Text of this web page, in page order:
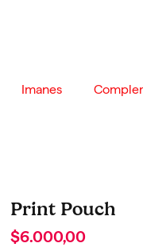
Imanes
Print Pouch
$6.000,00